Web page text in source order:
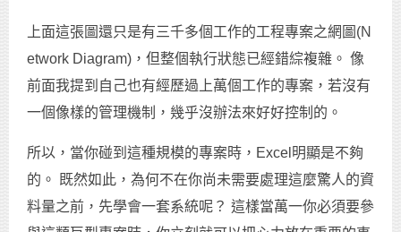
上面這張圖還只是有三千多個工作的工程專案之網圖(N
etwork Diagram)，但整個執行狀態已經錯綜複雜。 像
前面我提到自己也有經歷過上萬個工作的專案，若沒有
一個像樣的管理機制，幾乎沒辦法來好好控制的。
所以，當你碰到這種規模的專案時，Excel明顯是不夠
的。 既然如此，為何不在你尚未需要處理這麼驚人的資
料量之前，先學會一套系統呢？ 這樣當萬一你必須要參